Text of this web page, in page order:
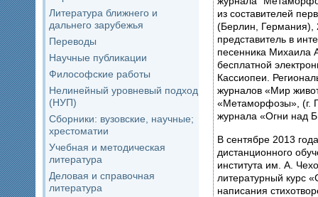
Литература ближнего и
дальнего зарубежья
Переводы
Научные публикации
Философские работы
Нелинейный уровневый подход
(НУП)
Сборники: вузовские, научные;
хрестоматии
Учебная и методическая
литература
Деловая и справочная
литература
из составителей
(Берлин,
представитель в
песенника Михаила
бесплатной
Кассиопеи.
журналов «Мир
«Метаморфозы», (г.
журнала «Огни над
В сентябре 2013
дистанционного
института им. А.
литературный курс
написания